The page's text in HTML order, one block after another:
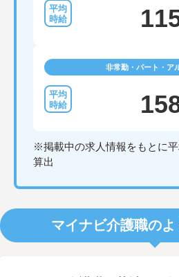
非常勤・パート・ア
※掲載中の求人情報をもとに
算出
マイナビ介護職の